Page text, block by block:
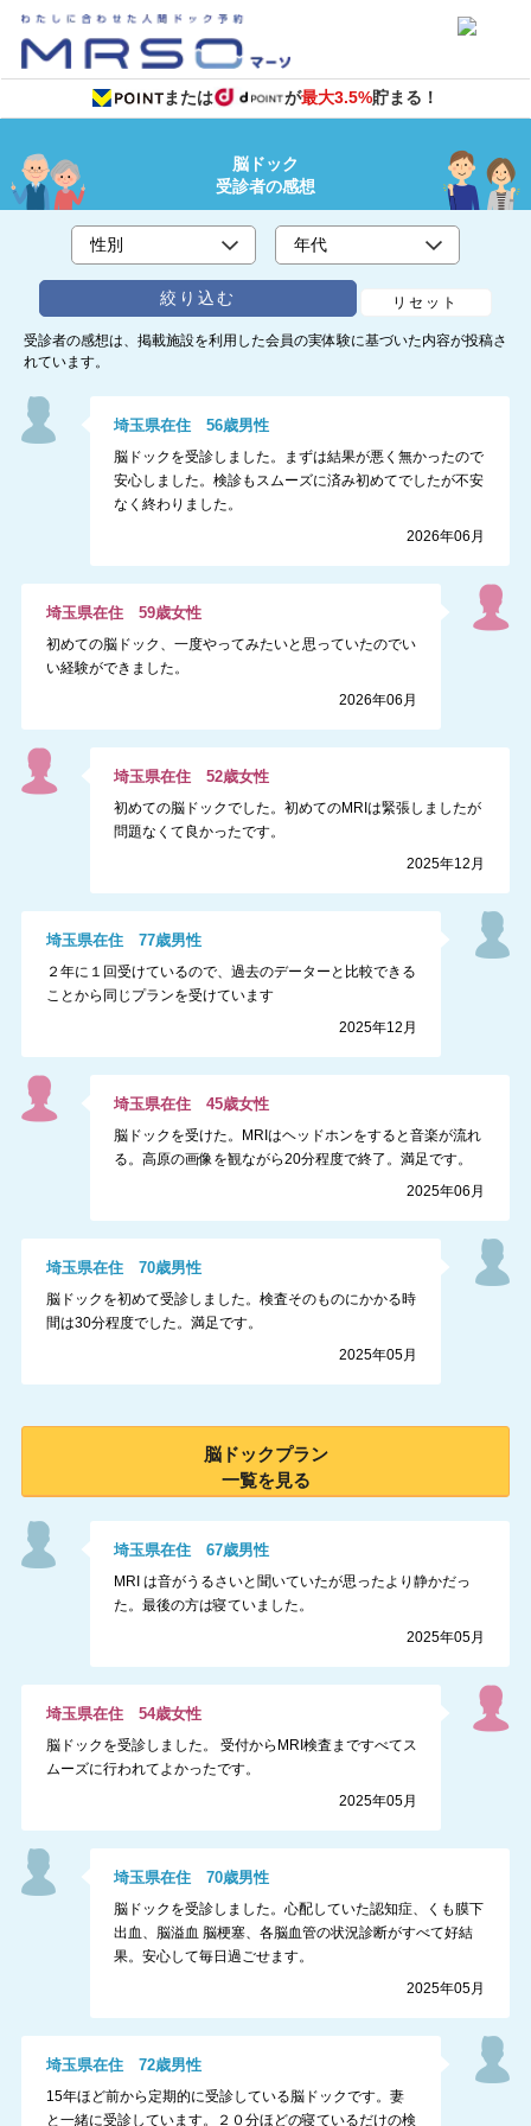
または が最大3.5%貯まる！
脳ドック
受診者の感想
絞り込む リセット
受診者の感想は、掲載施設を利用した会員の実体験に基づいた内容が投稿さ
れています。
埼玉県在住56歳男性
脳ドックを受診しました。まずは結果が悪く無かったので
安心しました。検診もスムーズに済み初めてでしたが不安
なく終わりました。
2026年06月
埼玉県在住 59歳女性
初めての脳ドック、一度やってみたいと思っていたのでい
い経験ができました。
2026年06月
埼玉県在住52歳女性
初めての脳ドックでした。初めてのMRIは緊張しましたが
問題なくて良かったです。
2025年12月
埼玉県在住 77歳男性
２年に１回受けているので、過去のデーターと比較できる
ことから同じプランを受けています
2025年12月
埼玉県在住45歳女性
脳ドックを受けた。MRIはヘッドホンをすると音楽が流れ
る。高原の画像を観ながら20分程度で終了。満足です。
2025年06月
埼玉県在住 70歳男性
脳ドックを初めて受診しました。検査そのものにかかる時
間は30分程度でした。満足です。
2025年05月
脳ドックプラン
一覧を見る
埼玉県在住67歳男性
MRI は音がうるさいと聞いていたが思ったより静かだっ
た。最後の方は寝ていました。
2025年05月
埼玉県在住 54歳女性
脳ドックを受診しました。 受付からMRI検査まですべてス
ムーズに行われてよかったです。
2025年05月
埼玉県在住70歳男性
脳ドックを受診しました。心配していた認知症、くも膜下
出血、脳溢血 脳梗塞、各脳血管の状況診断がすべて好結
果。安心して毎日過ごせます。
2025年05月
埼玉県在住 72歳男性
15年ほど前から定期的に受診している脳ドックです。妻
と一緒に受診しています。２０分ほどの寝ているだけの検